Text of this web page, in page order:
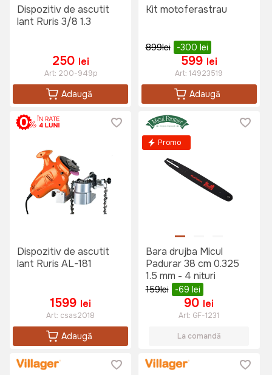
Dispozitiv de ascutit
lant Ruris 3/8 1.3
250 lei
Art: 200-949p
Adaugă
Kit motoferastrau
899lei -300 lei
599 lei
Art: 14923519
Adaugă
Dispozitiv de ascutit
lant Ruris AL-181
1599 lei
Art: csas2018
Adaugă
Promo
Bara drujba Micul
Padurar 38 cm 0.325
1.5 mm - 4 nituri
159lei -69 lei
90 lei
Art: GF-1231
La comandă